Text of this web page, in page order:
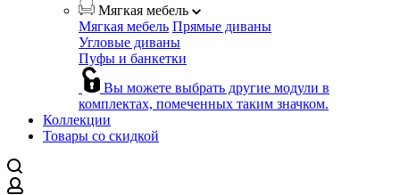
Мягкая мебель
Мягкая мебель Прямые диваны
Угловые диваны
Пуфы и банкетки
Вы можете выбрать другие модули в
комплектах, помеченных таким значком.
Коллекции
Товары со скидкой